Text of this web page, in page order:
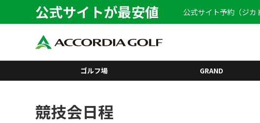
公式サイトが最安値 公式サイト予約（ジ
ゴルフ場 GRAND
競技会日程